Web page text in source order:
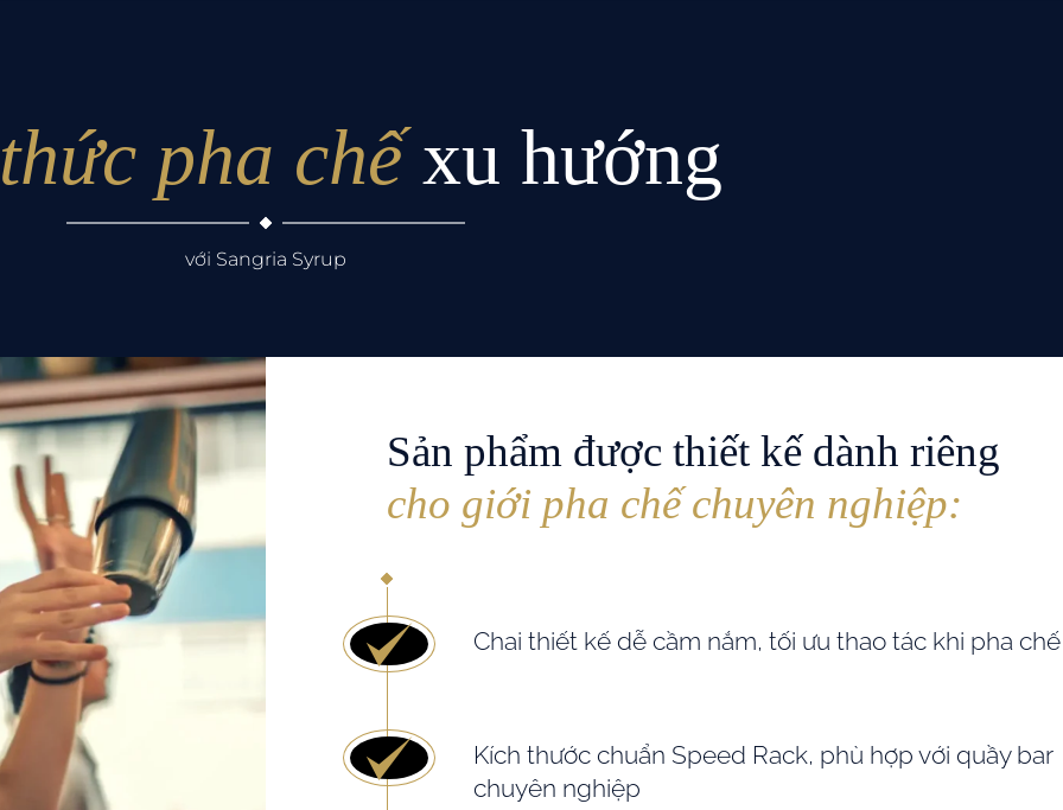
pha chếxu hướng
với Sangria Syrup
Sản phẩm được thiết kế dành riêng
cho giới pha chế chuyên nghiệp:
Chai thiết kế dễ cầm nắm, tối ưu thao tác khi pha chế
Kích thước chuẩn Speed Rack, phù hợp với quầy bar
chuyên nghiệp